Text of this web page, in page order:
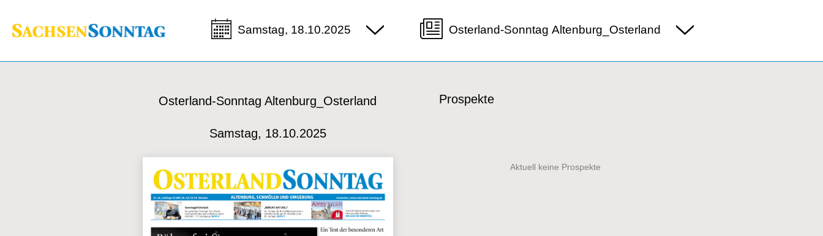
Samstag, 18.10.2025 Osterland-Sonntag Altenburg_Osterland
Osterland-Sonntag Altenburg_Osterland
Samstag, 18.10.2025
Prospekte